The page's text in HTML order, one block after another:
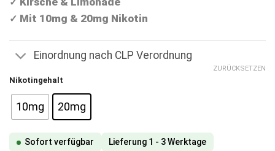
✓ Mit 10mg & 20mg Nikotin
Einordnung nach CLP Verordnung
Nikotingehalt
10mg 20mg
ZURÜCKSETZEN
Sofort verfügbar Lieferung 1 - 3 Werktage